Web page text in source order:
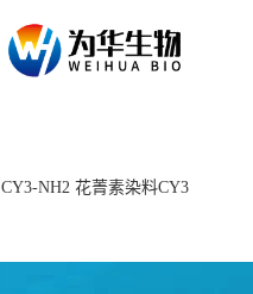
CY3-NH2 花菁素染料CY3